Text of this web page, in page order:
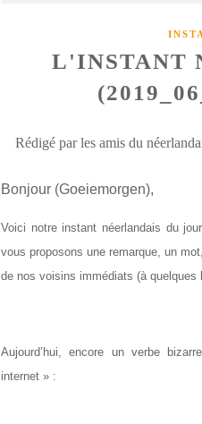
L'INSTANT
Rédigé par les amis du
Bonjour (Goeiemorgen),
Voici notre instant néerlandais du
vous proposons une remarque, un
de nos voisins immédiats (à quelques
Aujourd’hui, encore un verbe
internet » :